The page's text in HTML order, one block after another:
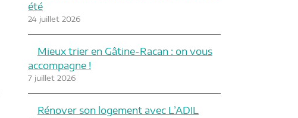
été
24 juillet 2026
Mieux trier en Gâtine-Racan : on vous
accompagne !
7 juillet 2026
Rénover son logement avec L’ADIL